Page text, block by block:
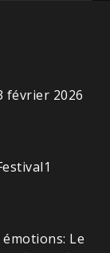
février 2026
1
Le